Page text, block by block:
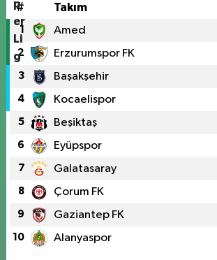
# Takım
1 Amed
2 Erzurumspor FK
3 Başakşehir
4 Kocaelispor
5 Beşiktaş
6 Eyüpspor
7 Galatasaray
8 Çorum FK
9 Gaziantep FK
10 Alanyaspor